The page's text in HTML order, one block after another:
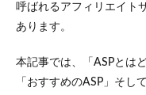
呼ばれるアフィリエイト
あります。
本記事では、「ASPとは
「おすすめのASP」そし